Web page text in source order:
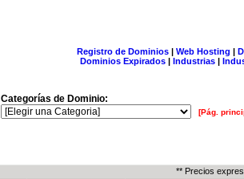
Registro de Dominios| Web Hosting |
Dominios Expirados | Industrias |
Categorías de Dominio:
[Pág.
** Precios